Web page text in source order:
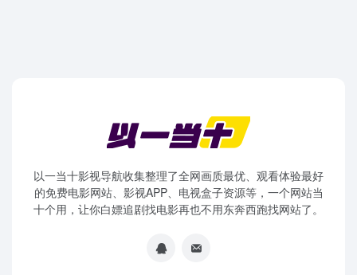
以一当十影视导航收集整理了全网画质最优、观看体验最好
的免费电影网站、影视APP、电视盒子资源等，一个网站当
十个用，让你白嫖追剧找电影再也不用东奔西跑找网站了。